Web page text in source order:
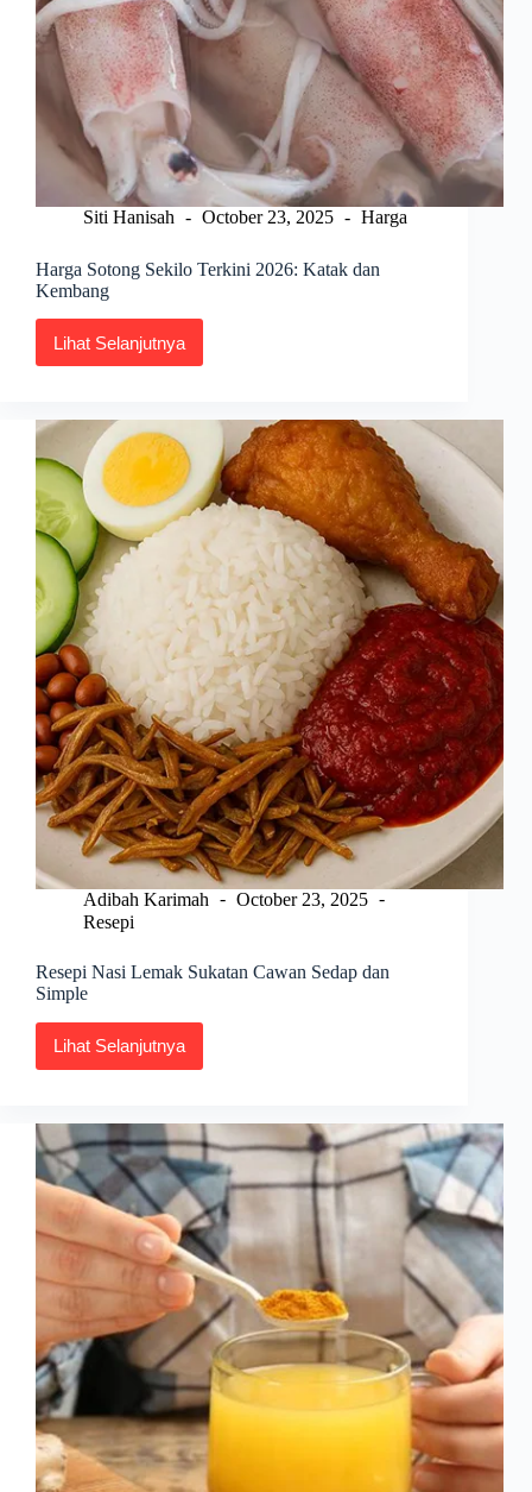
Siti Hanisah October 23, 2025 Harga
Harga Sotong Sekilo Terkini 2026: Katak dan
Kembang
Lihat Selanjutnya
Harga
Sotong
2026:
Katak
Kembang
Adibah Karimah
October 23, 2025
Resepi
Resepi Nasi Lemak Sukatan Cawan Sedap dan
Simple
Lihat Selanjutnya
Resepi
Nasi
Cawan
Sedap
dan
Simple